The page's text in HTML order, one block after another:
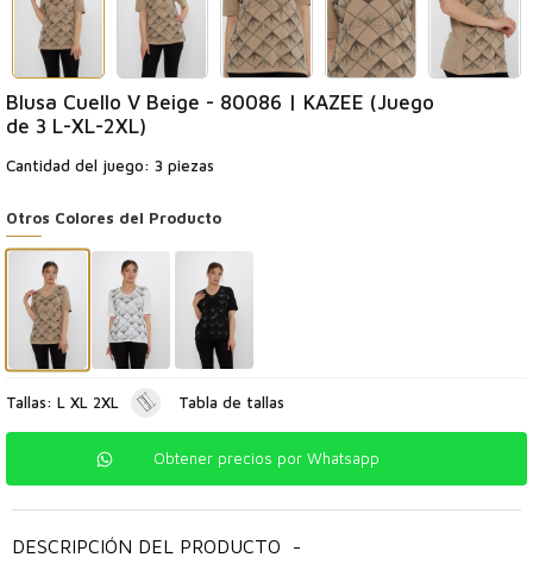
Blusa Cuello V Beige - 80086 | KAZEE (Juego
de 3 L-XL-2XL)
Cantidad del juego: 3 piezas
Otros Colores del Producto
Tallas: L XL 2XL Tabla de tallas
Obtener precios por Whatsapp
DESCRIPCIÓN DEL PRODUCTO -